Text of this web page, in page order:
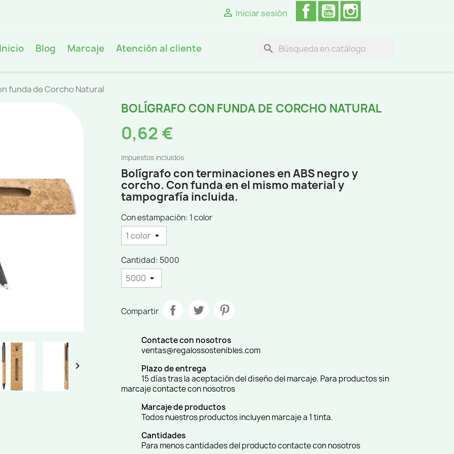
 Iniciar sesión
FacebookYouTube
Blog Marcaje Atención al cliente search
funda de Corcho Natural

BOLÍGRAFO CON FUNDA DE CORCHO NATURAL
0,62 €
Impuestos incluidos
Bolígrafo con terminaciones en ABS negro y
corcho. Con funda en el mismo material y
tampografía incluida.
Con estampación: 1 color
Cantidad: 5000
Compartir
Contacte con nosotros
ventas@regalossostenibles.com
Plazo de entrega
15 días tras la aceptación del diseño del marcaje. Para productos sin
marcaje contacte con nosotros
Marcaje de productos
Todos nuestros productos incluyen marcaje a 1 tinta.
Cantidades
Para menos cantidades del producto contacte con nosotros